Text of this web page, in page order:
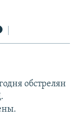
обстрелян